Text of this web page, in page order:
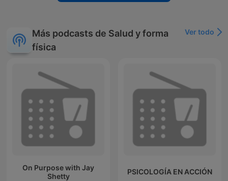
Más podcasts de Salud y forma
física
Ver todo
On Purpose with Jay
Shetty
PSICOLOGÍA EN ACCIÓN